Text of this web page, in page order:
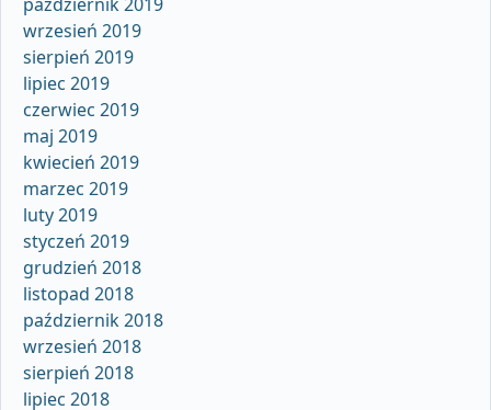
wrzesień 2019
sierpień 2019
lipiec 2019
czerwiec 2019
maj 2019
kwiecień 2019
marzec 2019
luty 2019
styczeń 2019
grudzień 2018
listopad 2018
październik 2018
wrzesień 2018
sierpień 2018
lipiec 2018